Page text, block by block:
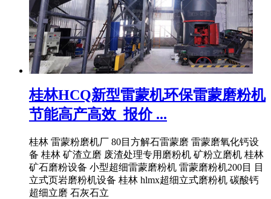
桂林HCQ新型雷蒙机环保雷蒙磨粉机
节能高产高效_报价 ...
桂林 雷蒙粉磨机厂 80目方解石雷蒙磨 雷蒙磨氧化钙设
备 桂林 矿渣立磨 废渣处理专用磨粉机 矿粉立磨机 桂林
矿石磨粉设备 小型超细雷蒙磨粉机 雷蒙磨粉机200目 目
立式页岩磨粉机设备 桂林 hlmx超细立式磨粉机 碳酸钙
超细立磨 石灰石立